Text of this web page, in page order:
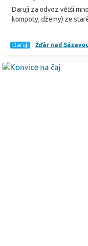
Daruji za odvoz větší
kompoty, džemy) ze
Daruji Žďár nad